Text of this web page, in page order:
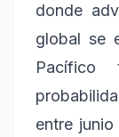
donde
global se
entre